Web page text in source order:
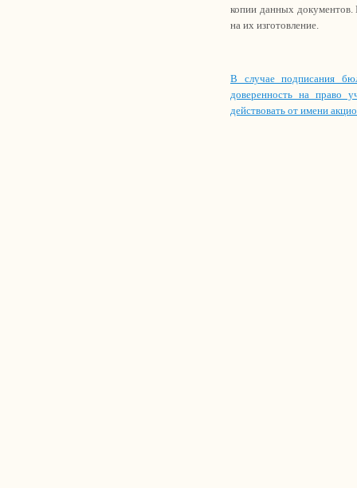
копии данных документов.
на их изготовление.
В случае подписания
доверенность на право
действовать от имени